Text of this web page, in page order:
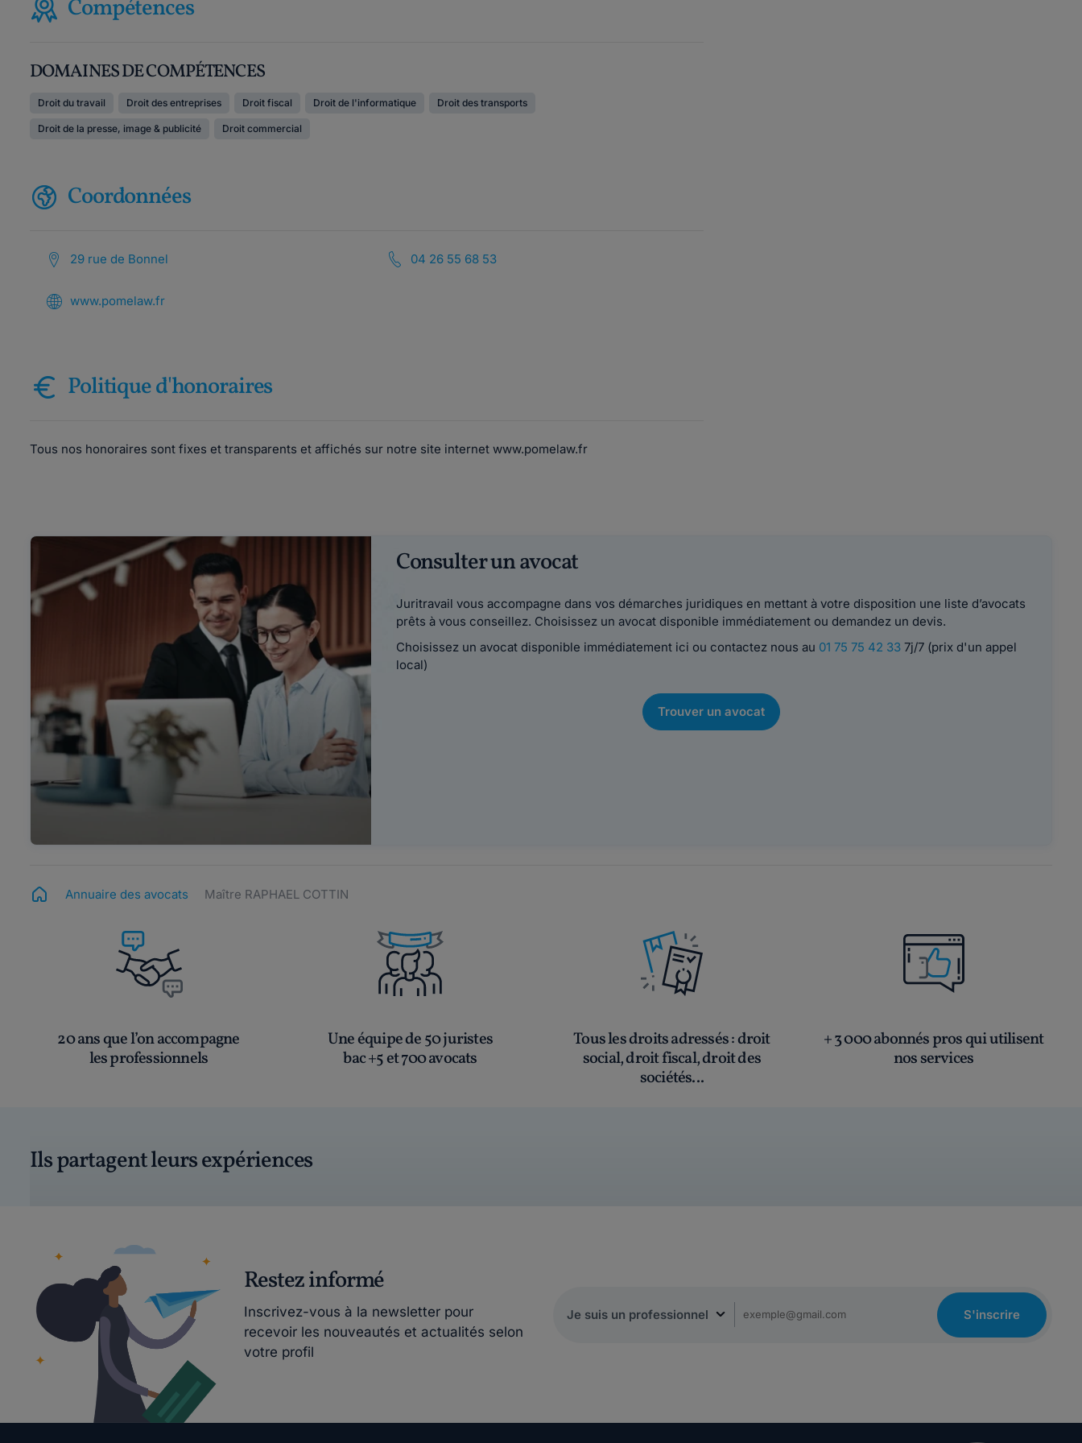
Compétences
DOMAINES DE COMPÉTENCES
Droit du travail Droit des entreprises Droit fiscal Droit de l'informatique Droit des transports
Droit de la presse, image & publicité Droit commercial
Coordonnées
29 rue de Bonnel 04 26 55 68 53
www.pomelaw.fr
Politique d'honoraires
Tous nos honoraires sont fixes et transparents et affichés sur notre site internet www.pomelaw.fr
Consulter un avocat
Juritravail vous accompagne dans vos démarches juridiques en mettant à votre disposition une liste d’avocats
prêts à vous conseillez. Choisissez un avocat disponible immédiatement ou demandez un devis.
Choisissez un avocat disponible immédiatement ici ou contactez nous au 01 75 75 42 337j/7 (prix d'un appel
local)
Trouver un avocat
Annuaire des avocats Maître RAPHAEL COTTIN
20 ans que l’on accompagne
les professionnels
Une équipe de 50 juristes
bac +5 et 700 avocats
Tous les droits adressés: droit
social, droit fiscal, droit des
sociétés...
+ 3 000 abonnés pros qui utilisent
nos services
Ils partagent leurs expériences
Restez informé
Inscrivez-vous à la newsletter pour
recevoir les nouveautés et actualités selon
votre profil
S'inscrire